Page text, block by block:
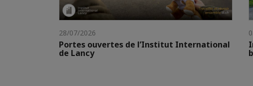
28/07/2026
Portes ouvertes de l’Institut International
de Lancy